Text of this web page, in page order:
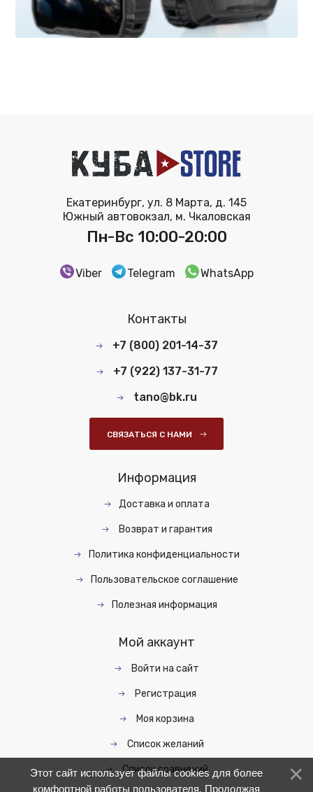
Екатеринбург, ул. 8 Марта, д. 145
Южный автовокзал, м. Чкаловская
Пн-Вс 10:00-20:00
Viber Telegram WhatsApp
Контакты
+7 (800) 201-14-37
+7 (922) 137-31-77
tano@bk.ru
СВЯЗАТЬСЯ С НАМИ
Информация
Доставка и оплата
Возврат и гарантия
Политика конфиденциальности
Пользовательское соглашение
Полезная информация
Мой аккаунт
Войти на сайт
Регистрация
Моя корзина
Список желаний
Список сравнений
Этот сайт использует файлы cookies для более
комфортной работы пользователя. Продолжая